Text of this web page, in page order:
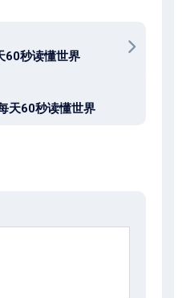
60秒读懂世界
天60秒读懂世界